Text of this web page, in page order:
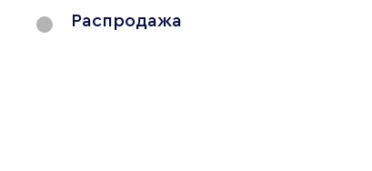
Распродажа